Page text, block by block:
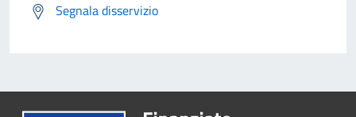
Segnala disservizio